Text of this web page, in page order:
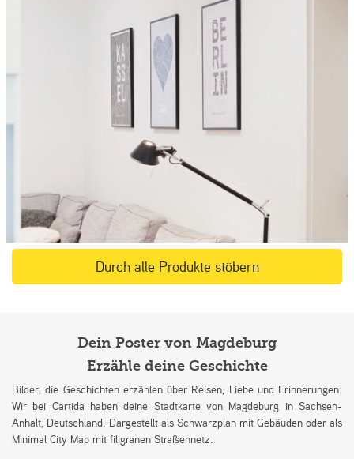
Durch alle Produkte stöbern
Dein Poster von Magdeburg
Erzähle deine Geschichte
Bilder, die Geschichten erzählen über Reisen, Liebe und Erinnerungen.
Wir bei Cartida haben deine Stadtkarte von Magdeburg in Sachsen-
Anhalt, Deutschland. Dargestellt als Schwarzplan mit Gebäuden oder als
Minimal City Map mit filigranen Straßennetz.